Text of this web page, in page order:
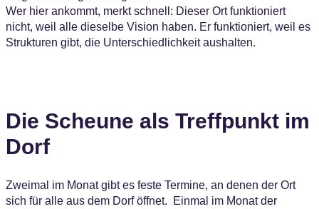
Wer hier ankommt, merkt schnell: Dieser Ort funktioniert
nicht, weil alle dieselbe Vision haben. Er funktioniert, weil es
Strukturen gibt, die Unterschiedlichkeit aushalten.
Die Scheune als Treffpunkt im
Dorf
Zweimal im Monat gibt es feste Termine, an denen der Ort
sich für alle aus dem Dorf öffnet. Einmal im Monat der